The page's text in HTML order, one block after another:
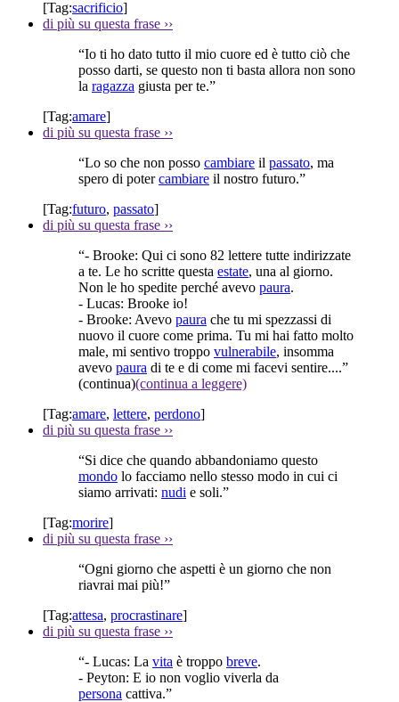
[Tag:sacrificio]
di più su questa frase ››
“Io ti ho dato tutto il mio cuore ed è tutto ciò che
posso darti, se questo non ti basta allora non sono
la ragazza giusta per te.”
[Tag:amare]
di più su questa frase ››
“Lo so che non posso cambiare il passato, ma
spero di potercambiare il nostro futuro.”
[Tag:futuro, passato]
di più su questa frase ››
“- Brooke: Qui ci sono 82 lettere tutte indirizzate
a te. Le ho scritte questa estate, una al giorno.
Non le ho spedite perché avevo paura.
- Lucas: Brooke io!
- Brooke: Avevo paura che tu mi spezzassi di
nuovo il cuore come prima. Tu mi hai fatto molto
male, mi sentivo troppo vulnerabile, insomma
avevo paura di te e di come mi facevi sentire....”
(continua)(continua a leggere)
[Tag:amare, lettere, perdono]
di più su questa frase ››
“Si dice che quando abbandoniamo questo
mondo lo facciamo nello stesso modo in cui ci
siamo arrivati: nudi e soli.”
[Tag:morire]
di più su questa frase ››
“Ogni giorno che aspetti è un giorno che non
riavrai mai più!”
[Tag:attesa, procrastinare]
di più su questa frase ››
“- Lucas: La vita è troppo breve.
- Peyton: E io non voglio viverla da
persona cattiva.”